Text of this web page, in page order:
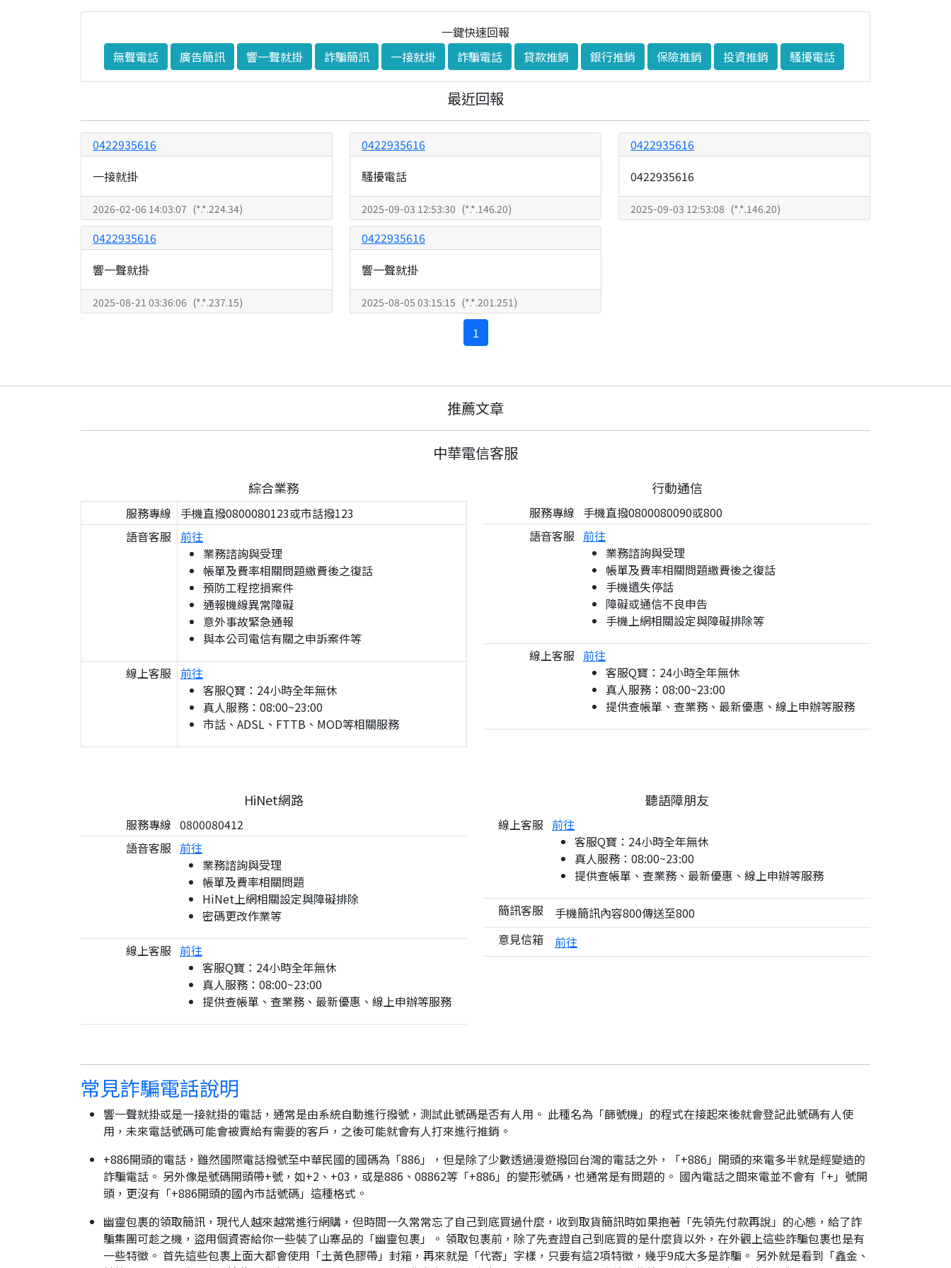
一鍵快速回報
無聲電話
廣告簡訊 響一聲就掛 詐騙簡訊 一接就掛 詐騙電話 貸款推銷 銀行推銷 保險推銷 投資推銷 騷擾電話
最近回報
0422935616
一接就掛
2026-02-06 14:03:07 (*.*.224.34)
0422935616
騷擾電話
2025-09-03 12:53:30 (*.*.146.20)
0422935616
0422935616
2025-09-03 12:53:08 (*.*.146.20)
0422935616
響一聲就掛
2025-08-21 03:36:06 (*.*.237.15)
0422935616
響一聲就掛
2025-08-05 03:15:15 (*.*.201.251)
1
推薦文章
中華電信客服
綜合業務
服務專線
手機直撥0800080123或市話撥123
語音客服 前往
業務諮詢與受理
帳單及費率相關問題繳費後之復話
預防工程挖損案件
通報機線異常障礙
意外事故緊急通報
與本公司電信有關之申訴案件等
線上客服 前往
客服Q寶：24小時全年無休
真人服務：08:00~23:00
市話、ADSL、FTTB、MOD等相關服務
行動通信
服務專線 手機直撥0800080090或800
語音客服 前往
業務諮詢與受理
帳單及費率相關問題繳費後之復話
手機遺失停話
障礙或通信不良申告
手機上網相關設定與障礙排除等
線上客服 前往
客服Q寶：24小時全年無休
真人服務：08:00~23:00
提供查帳單、查業務、最新優惠、線上申辦等服務
HiNet網路
服務專線 0800080412
語音客服 前往
業務諮詢與受理
帳單及費率相關問題
HiNet上網相關設定與障礙排除
密碼更改作業等
線上客服 前往
客服Q寶：24小時全年無休
真人服務：08:00~23:00
提供查帳單、查業務、最新優惠、線上申辦等服務
聽語障朋友
線上客服 前往
客服Q寶：24小時全年無休
真人服務：08:00~23:00
提供查帳單、查業務、最新優惠、線上申辦等服務
簡訊客服
手機簡訊內容800傳送至800
意見信箱
前往
常見詐騙電話說明
響一聲就掛或是一接就掛的電話，通常是由系統自動進行撥號，測試此號碼是否有人用。 此種名為「篩號機」的程式在接起來後就會登記此號碼有人使
用，未來電話號碼可能會被賣給有需要的客戶，之後可能就會有人打來進行推銷。
+886開頭的電話，雖然國際電話撥號至中華民國的國碼為「886」，但是除了少數透過漫遊撥回台灣的電話之外，「+886」開頭的來電多半就是經變造的
詐騙電話。 另外像是號碼開頭帶+號，如+2、+03，或是886、08862等「+886」的變形號碼，也通常是有問題的。 國內電話之間來電並不會有「+」號開
頭，更沒有「+886開頭的國內市話號碼」這種格式。
幽靈包裹的領取簡訊，現代人越來越常進行網購，但時間一久常常忘了自己到底買過什麼，收到取貨簡訊時如果抱著「先領先付款再說」的心態，給了詐
騙集團可趁之機，盜用個資寄給你一些裝了山寨品的「幽靈包裹」。 領取包裹前，除了先查證自己到底買的是什麼貨以外，在外觀上這些詐騙包裹也是有
一些特徵。 首先這些包裹上面大都會使用「土黃色膠帶」封箱，再來就是「代寄」字樣，只要有這2項特徵，幾乎9成大多是詐騙。 另外就是看到「鑫金、